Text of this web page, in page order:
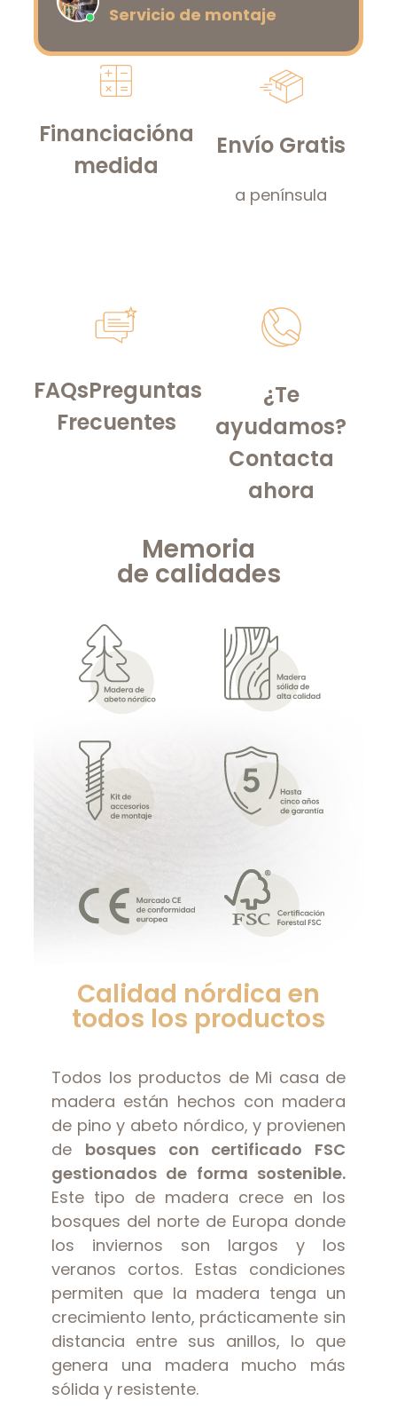
Servicio de montaje
Financiacióna
medida
Envío Gratis
a península
FAQsPreguntas
Frecuentes
¿Te
ayudamos?
Contacta
ahora
Memoria
de calidades
Calidad nórdica en
todos los productos
Todos los productos de Mi casa de
madera están hechos con madera
de pino y abeto nórdico, y provienen
de bosques con certificado FSC
gestionados de forma sostenible.
Este tipo de madera crece en los
bosques del norte de Europa donde
los inviernos son largos y los
veranos cortos. Estas condiciones
permiten que la madera tenga un
crecimiento lento, prácticamente sin
distancia entre sus anillos, lo que
genera una madera mucho más
sólida y resistente.